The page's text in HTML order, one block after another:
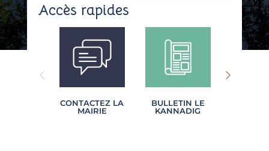
Accès rapides
CONTACTEZ LA
MAIRIE
BULLETIN LE
KANNADIG